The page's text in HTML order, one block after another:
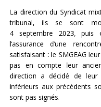
La direction du Syndicat
tribunal, ils se sont
4 septembre 2023, puis
l’assurance d’une
satisfaisant : le SMGEAG
pas en compte leur
direction a décidé de
inférieurs aux précédents
sont pas signés.